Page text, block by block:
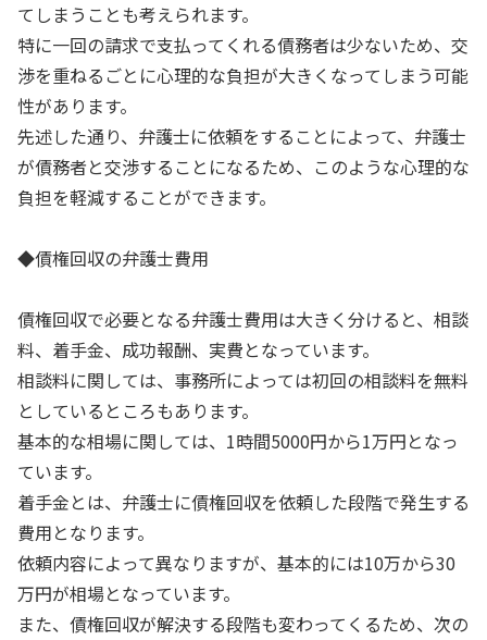
てしまうことも考えられます。
特に一回の請求で支払ってくれる債務者は少ないため、交
渉を重ねるごとに心理的な負担が大きくなってしまう可能
性があります。
先述した通り、弁護士に依頼をすることによって、弁護士
が債務者と交渉することになるため、このような心理的な
負担を軽減することができます。
◆債権回収の弁護士費用
債権回収で必要となる弁護士費用は大きく分けると、相談
料、着手金、成功報酬、実費となっています。
相談料に関しては、事務所によっては初回の相談料を無料
としているところもあります。
基本的な相場に関しては、1時間5000円から1万円となっ
ています。
着手金とは、弁護士に債権回収を依頼した段階で発生する
費用となります。
依頼内容によって異なりますが、基本的には10万から30
万円が相場となっています。
また、債権回収が解決する段階も変わってくるため、次の